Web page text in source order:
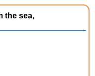
the sea,